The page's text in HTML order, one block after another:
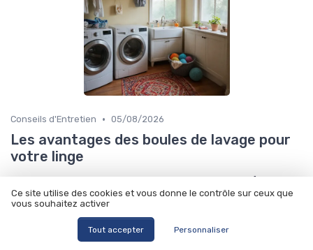
Conseils d'Entretien • 05/08/2026
Les avantages des boules de lavage pour
votre linge
Découvrez comment les boules de lavage peuvent transformer
votre routine de lessive et protéger l'environnement.
par Geoffrey Bonnet
Ce site utilise des cookies et vous donne le contrôle sur ceux que
vous souhaitez activer
Tout accepter Personnaliser